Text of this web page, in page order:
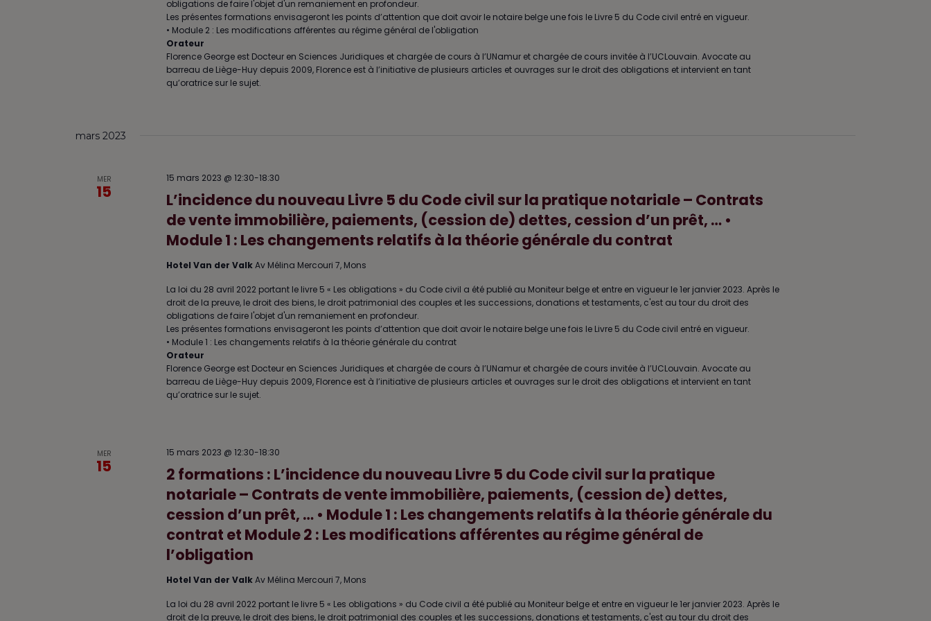
obligations de faire l'objet d'un remaniement en profondeur.
Les présentes formations envisageront les points d’attention que doit avoir le notaire belge une fois le Livre 5 du Code civil entré en vigueur.
• Module 2 : Les modifications afférentes au régime général de l'obligation
Orateur
Florence George est Docteur en Sciences Juridiques et chargée de cours à l’UNamur et chargée de cours invitée à l’UCLouvain. Avocate au
barreau de Liège-Huy depuis 2009, Florence est à l’initiative de plusieurs articles et ouvrages sur le droit des obligations et intervient en tant
qu’oratrice sur le sujet.
mars 2023
MER
15
L’incidence du nouveau Livre 5 du Code civil sur la pratique notariale – Contrats
de vente immobilière, paiements, (cession de) dettes, cession d’un prêt, … •
Module 1 : Les changements relatifs à la théorie générale du contrat
15 mars 2023 @ 12:30-18:30
Hotel Van der ValkAv Mélina Mercouri 7, Mons
La loi du 28 avril 2022 portant le livre 5 « Les obligations » du Code civil a été publié au Moniteur belge et entre en vigueur le 1er janvier 2023. Après le
droit de la preuve, le droit des biens, le droit patrimonial des couples et les successions, donations et testaments, c'est au tour du droit des
obligations de faire l'objet d'un remaniement en profondeur.
Les présentes formations envisageront les points d’attention que doit avoir le notaire belge une fois le Livre 5 du Code civil entré en vigueur.
• Module 1 : Les changements relatifs à la théorie générale du contrat
Orateur
Florence George est Docteur en Sciences Juridiques et chargée de cours à l’UNamur et chargée de cours invitée à l’UCLouvain. Avocate au
barreau de Liège-Huy depuis 2009, Florence est à l’initiative de plusieurs articles et ouvrages sur le droit des obligations et intervient en tant
qu’oratrice sur le sujet.
MER
15
2 formations : L’incidence du nouveau Livre 5 du Code civil sur la pratique
notariale – Contrats de vente immobilière, paiements, (cession de) dettes,
cession d’un prêt, … • Module 1 : Les changements relatifs à la théorie générale du
contrat et Module 2 : Les modifications afférentes au régime général de
l’obligation
15 mars 2023 @ 12:30-18:30
Hotel Van der ValkAv Mélina Mercouri 7, Mons
La loi du 28 avril 2022 portant le livre 5 « Les obligations » du Code civil a été publié au Moniteur belge et entre en vigueur le 1er janvier 2023. Après le
droit de la preuve, le droit des biens, le droit patrimonial des couples et les successions, donations et testaments, c'est au tour du droit des